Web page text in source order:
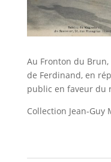
Au Fronton du
de Ferdinand, en
public en faveur du
Collection Jean-Guy